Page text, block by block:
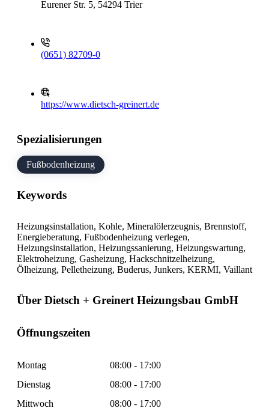
Eurener Str. 5, 54294 Trier
(0651) 82709-0
https://www.dietsch-greinert.de
Spezialisierungen
Fußbodenheizung
Keywords
Heizungsinstallation, Kohle, Mineralölerzeugnis, Brennstoff,
Energieberatung, Fußbodenheizung verlegen,
Heizungsinstallation, Heizungssanierung, Heizungswartung,
Elektroheizung, Gasheizung, Hackschnitzelheizung,
Ölheizung, Pelletheizung, Buderus, Junkers, KERMI, Vaillant
Über Dietsch + Greinert Heizungsbau GmbH
Öffnungszeiten
Montag
08:00 - 17:00
Dienstag
08:00 - 17:00
Mittwoch
08:00 - 17:00